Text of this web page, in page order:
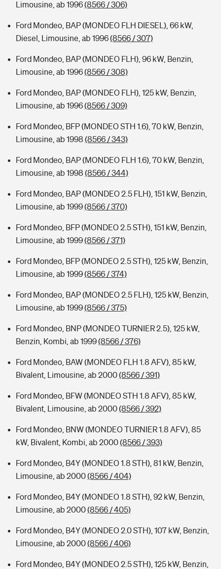
Limousine, ab 1996(8566 / 306)
Ford Mondeo, BAP (MONDEO FLH DIESEL), 66 kW,
Diesel, Limousine, ab 1996(8566 / 307)
Ford Mondeo, BAP (MONDEO FLH), 96 kW, Benzin,
Limousine, ab 1996(8566 / 308)
Ford Mondeo, BAP (MONDEO FLH), 125 kW, Benzin,
Limousine, ab 1996(8566 / 309)
Ford Mondeo, BFP (MONDEO STH 1.6), 70 kW, Benzin,
Limousine, ab 1998 (8566 / 343)
Ford Mondeo, BAP (MONDEO FLH 1.6), 70 kW, Benzin,
Limousine, ab 1998 (8566 / 344)
Ford Mondeo, BAP (MONDEO 2.5 FLH), 151 kW, Benzin,
Limousine, ab 1999(8566 / 370)
Ford Mondeo, BFP (MONDEO 2.5 STH), 151 kW, Benzin,
Limousine, ab 1999(8566 / 371)
Ford Mondeo, BFP (MONDEO 2.5 STH), 125 kW, Benzin,
Limousine, ab 1999(8566 / 374)
Ford Mondeo, BAP (MONDEO 2.5 FLH), 125 kW, Benzin,
Limousine, ab 1999(8566 / 375)
Ford Mondeo, BNP (MONDEO TURNIER 2.5), 125 kW,
Benzin, Kombi, ab 1999(8566 / 376)
Ford Mondeo, BAW (MONDEO FLH 1.8 AFV), 85 kW,
Bivalent, Limousine, ab 2000(8566 / 391)
Ford Mondeo, BFW (MONDEO STH 1.8 AFV), 85 kW,
Bivalent, Limousine, ab 2000(8566 / 392)
Ford Mondeo, BNW (MONDEO TURNIER 1.8 AFV), 85
kW, Bivalent, Kombi, ab 2000(8566 / 393)
Ford Mondeo, B4Y (MONDEO 1.8 STH), 81 kW, Benzin,
Limousine, ab 2000(8566 / 404)
Ford Mondeo, B4Y (MONDEO 1.8 STH), 92 kW, Benzin,
Limousine, ab 2000(8566 / 405)
Ford Mondeo, B4Y (MONDEO 2.0 STH), 107 kW, Benzin,
Limousine, ab 2000(8566 / 406)
Ford Mondeo, B4Y (MONDEO 2.5 STH), 125 kW, Benzin,